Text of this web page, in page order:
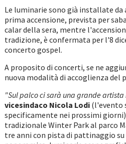
Le luminarie sono già installate
prima accensione, prevista per
calar della sera, mentre
tradizione, è confermata per l'8
concerto gospel.
A proposito di concerti, se ne
nuova modalità di accoglienza del
"Sul palco ci sarà una grande
vicesindaco Nicola Lodi(l'evento
specificamente nei prossimi
tradizionale Winter Park al parco
tre anni con pista di pattinaggio